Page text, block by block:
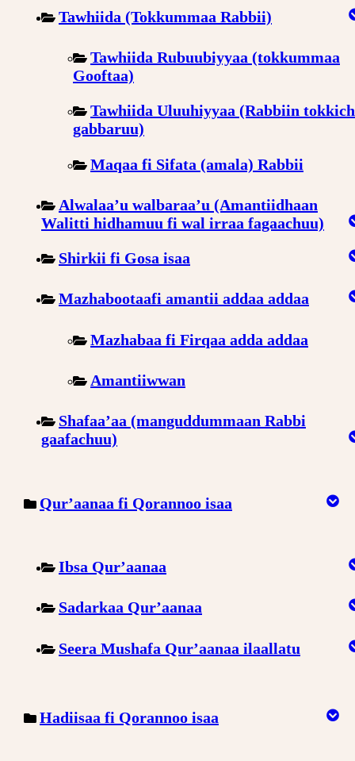
Tawhiida (Tokkummaa Rabbii)
Tawhiida Rubuubiyyaa (tokkummaa
Gooftaa)
Tawhiida Uluuhiyyaa (Rabbiin
gabbaruu)
Maqaa fi Sifata (amala) Rabbii
Alwalaa’u walbaraa’u (Amantiidhaan
Walitti hidhamuu fi wal irraa fagaachuu)
Shirkii fi Gosa isaa
Mazhabootaafi amantii addaa addaa
Mazhabaa fi Firqaa adda addaa
Amantiiwwan
Shafaa’aa (manguddummaan Rabbi
gaafachuu)
Qur’aanaa fi Qorannoo isaa
Ibsa Qur’aanaa
Sadarkaa Qur’aanaa
Seera Mushafa Qur’aanaa ilaallatu
Hadiisaa fi Qorannoo isaa